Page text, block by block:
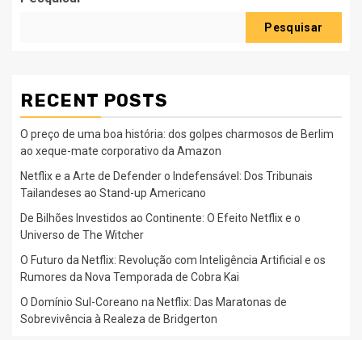
Pesquisar
RECENT POSTS
O preço de uma boa história: dos golpes charmosos de Berlim
ao xeque-mate corporativo da Amazon
Netflix e a Arte de Defender o Indefensável: Dos Tribunais
Tailandeses ao Stand-up Americano
De Bilhões Investidos ao Continente: O Efeito Netflix e o
Universo de The Witcher
O Futuro da Netflix: Revolução com Inteligência Artificial e os
Rumores da Nova Temporada de Cobra Kai
O Domínio Sul-Coreano na Netflix: Das Maratonas de
Sobrevivência à Realeza de Bridgerton